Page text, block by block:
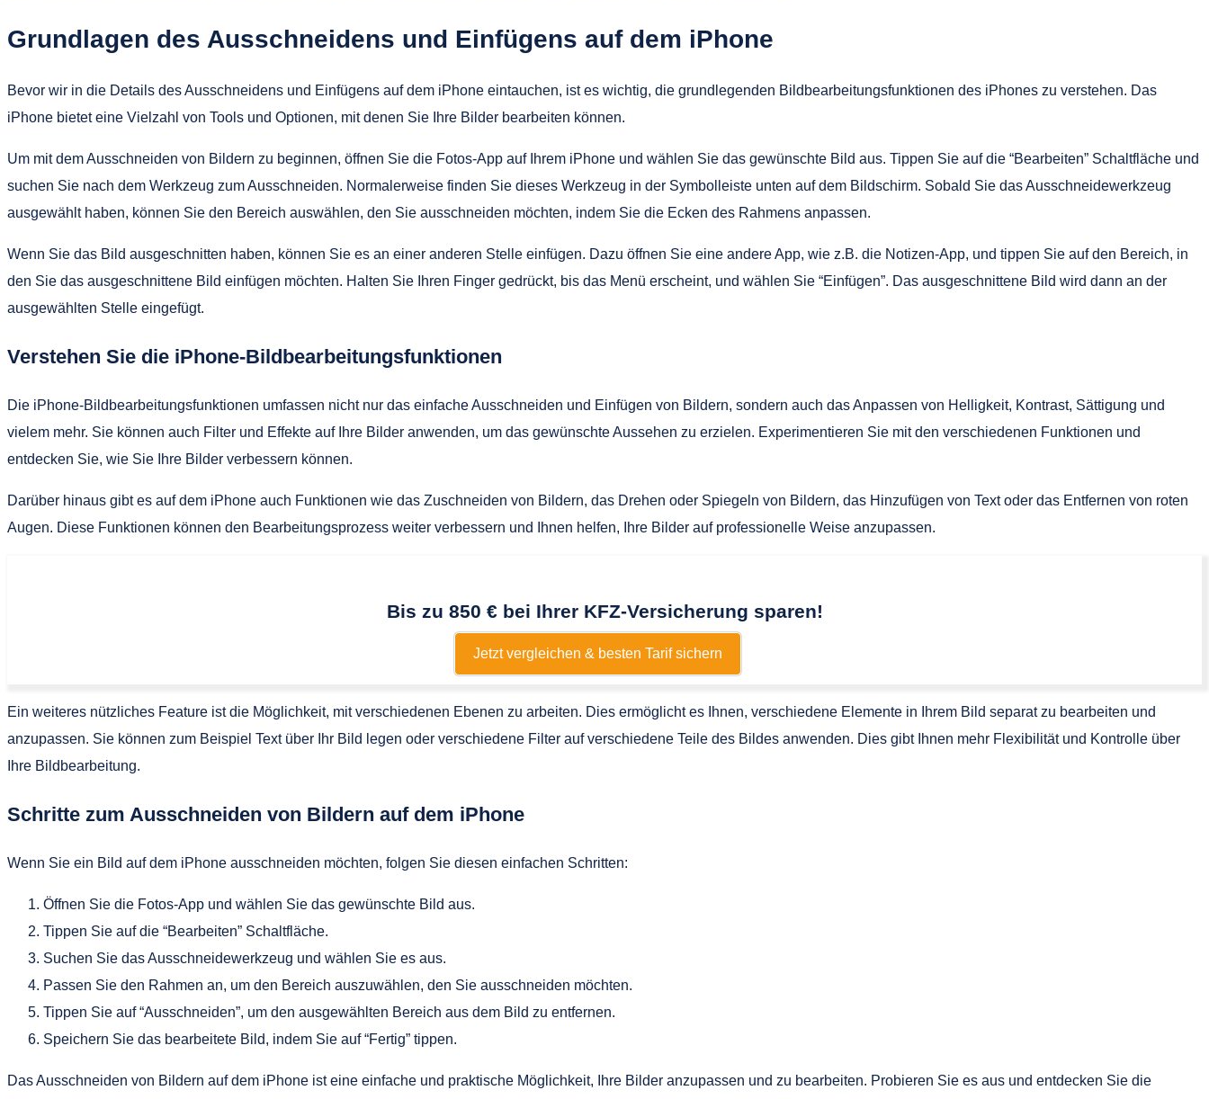
Grundlagen des Ausschneidens und Einfügens auf dem iPhone
Bevor wir in die Details des Ausschneidens und Einfügens auf dem iPhone eintauchen, ist es wichtig, die grundlegenden Bildbearbeitungsfunktionen des iPhones zu verstehen. Das
iPhone bietet eine Vielzahl von Tools und Optionen, mit denen Sie Ihre Bilder bearbeiten können.
Um mit dem Ausschneiden von Bildern zu beginnen, öffnen Sie die Fotos-App auf Ihrem iPhone und wählen Sie das gewünschte Bild aus. Tippen Sie auf die “Bearbeiten” Schaltfläche und
suchen Sie nach dem Werkzeug zum Ausschneiden. Normalerweise finden Sie dieses Werkzeug in der Symbolleiste unten auf dem Bildschirm. Sobald Sie das Ausschneidewerkzeug
ausgewählt haben, können Sie den Bereich auswählen, den Sie ausschneiden möchten, indem Sie die Ecken des Rahmens anpassen.
Wenn Sie das Bild ausgeschnitten haben, können Sie es an einer anderen Stelle einfügen. Dazu öffnen Sie eine andere App, wie z.B. die Notizen-App, und tippen Sie auf den Bereich, in
den Sie das ausgeschnittene Bild einfügen möchten. Halten Sie Ihren Finger gedrückt, bis das Menü erscheint, und wählen Sie “Einfügen”. Das ausgeschnittene Bild wird dann an der
ausgewählten Stelle eingefügt.
Verstehen Sie die iPhone-Bildbearbeitungsfunktionen
Die iPhone-Bildbearbeitungsfunktionen umfassen nicht nur das einfache Ausschneiden und Einfügen von Bildern, sondern auch das Anpassen von Helligkeit, Kontrast, Sättigung und
vielem mehr. Sie können auch Filter und Effekte auf Ihre Bilder anwenden, um das gewünschte Aussehen zu erzielen. Experimentieren Sie mit den verschiedenen Funktionen und
entdecken Sie, wie Sie Ihre Bilder verbessern können.
Darüber hinaus gibt es auf dem iPhone auch Funktionen wie das Zuschneiden von Bildern, das Drehen oder Spiegeln von Bildern, das Hinzufügen von Text oder das Entfernen von roten
Augen. Diese Funktionen können den Bearbeitungsprozess weiter verbessern und Ihnen helfen, Ihre Bilder auf professionelle Weise anzupassen.
Bis zu 850 € bei Ihrer KFZ-Versicherung sparen!
Jetzt vergleichen & besten Tarif sichern
Ein weiteres nützliches Feature ist die Möglichkeit, mit verschiedenen Ebenen zu arbeiten. Dies ermöglicht es Ihnen, verschiedene Elemente in Ihrem Bild separat zu bearbeiten und
anzupassen. Sie können zum Beispiel Text über Ihr Bild legen oder verschiedene Filter auf verschiedene Teile des Bildes anwenden. Dies gibt Ihnen mehr Flexibilität und Kontrolle über
Ihre Bildbearbeitung.
Schritte zum Ausschneiden von Bildern auf dem iPhone
Wenn Sie ein Bild auf dem iPhone ausschneiden möchten, folgen Sie diesen einfachen Schritten:
Öffnen Sie die Fotos-App und wählen Sie das gewünschte Bild aus.
Tippen Sie auf die “Bearbeiten” Schaltfläche.
Suchen Sie das Ausschneidewerkzeug und wählen Sie es aus.
Passen Sie den Rahmen an, um den Bereich auszuwählen, den Sie ausschneiden möchten.
Tippen Sie auf “Ausschneiden”, um den ausgewählten Bereich aus dem Bild zu entfernen.
Speichern Sie das bearbeitete Bild, indem Sie auf “Fertig” tippen.
Das Ausschneiden von Bildern auf dem iPhone ist eine einfache und praktische Möglichkeit, Ihre Bilder anzupassen und zu bearbeiten. Probieren Sie es aus und entdecken Sie die